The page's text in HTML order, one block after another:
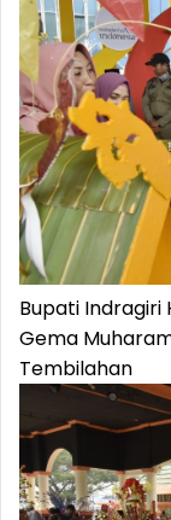
Bupati Indragiri
Gema
Tembilahan